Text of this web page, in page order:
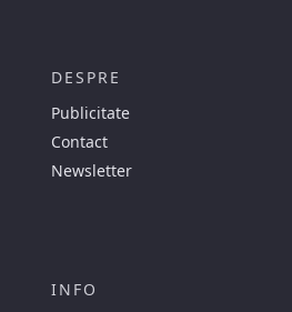
DESPRE
Publicitate
Contact
Newsletter
INFO